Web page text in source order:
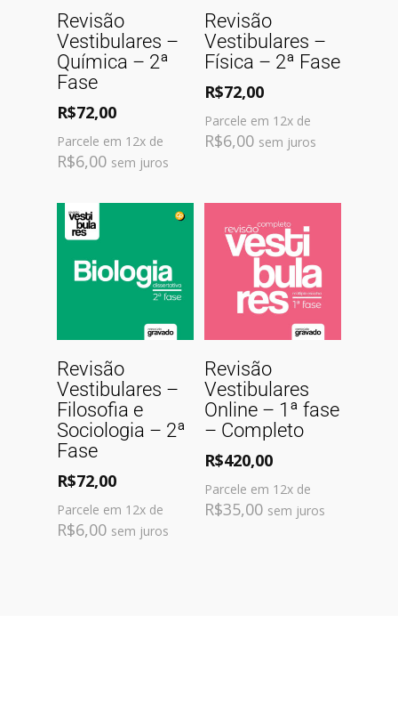
Comprar
Revisão
Vestibulares –
Química – 2ª
Fase
R$72,00
Parcele em 12x de
R$6,00 sem juros
Comprar
Revisão
Vestibulares –
Física – 2ª Fase
R$72,00
Parcele em 12x de
R$6,00 sem juros
Comprar
Revisão
Vestibulares –
Filosofia e
Sociologia – 2ª
Fase
R$72,00
Parcele em 12x de
R$6,00 sem juros
Comprar
Revisão
Vestibulares
Online – 1ª fase
– Completo
R$420,00
Parcele em 12x de
R$35,00 sem juros